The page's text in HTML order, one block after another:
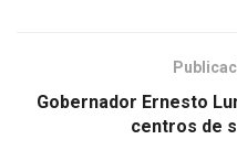
Gobernador Ernesto
centros de